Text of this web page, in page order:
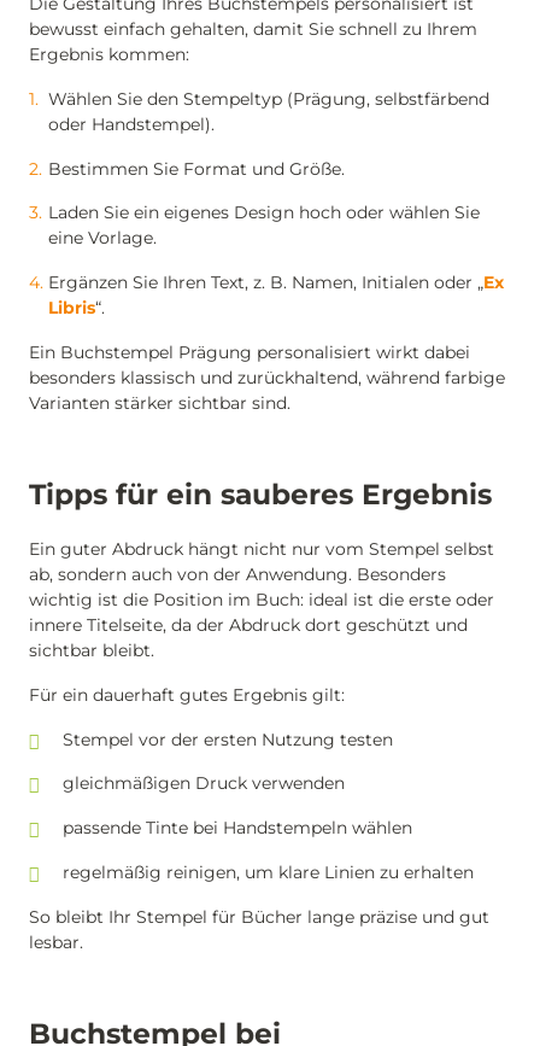
bewusst einfach gehalten, damit Sie schnell zu Ihrem
Ergebnis kommen:
Wählen Sie den Stempeltyp (Prägung, selbstfärbend
oder Handstempel).
Bestimmen Sie Format und Größe.
Laden Sie ein eigenes Design hoch oder wählen Sie
eine Vorlage.
Ergänzen Sie Ihren Text, z. B. Namen, Initialen oder „Ex
Libris“.
Ein Buchstempel Prägung personalisiert wirkt dabei
besonders klassisch und zurückhaltend, während farbige
Varianten stärker sichtbar sind.
Tipps für ein sauberes Ergebnis
Ein guter Abdruck hängt nicht nur vom Stempel selbst
ab, sondern auch von der Anwendung. Besonders
wichtig ist die Position im Buch: ideal ist die erste oder
innere Titelseite, da der Abdruck dort geschützt und
sichtbar bleibt.
Für ein dauerhaft gutes Ergebnis gilt:
Stempel vor der ersten Nutzung testen
gleichmäßigen Druck verwenden
passende Tinte bei Handstempeln wählen
regelmäßig reinigen, um klare Linien zu erhalten
So bleibt Ihr Stempel für Bücher lange präzise und gut
lesbar.
Buchstempel bei